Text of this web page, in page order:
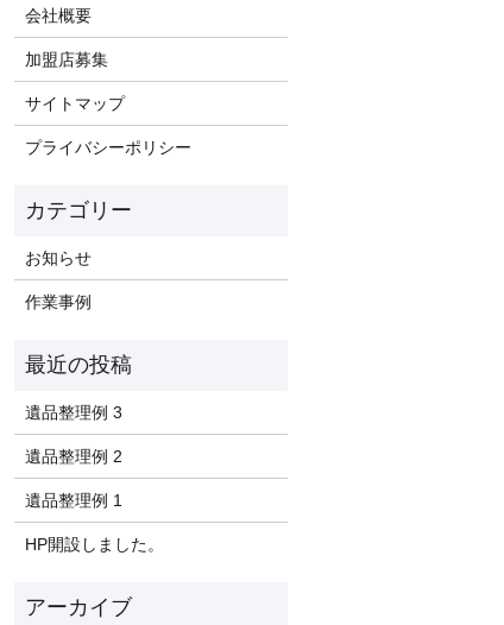
会社概要
加盟店募集
サイトマップ
プライバシーポリシー
お知らせ
作業事例
遺品整理例 3
遺品整理例 2
遺品整理例 1
HP開設しました。